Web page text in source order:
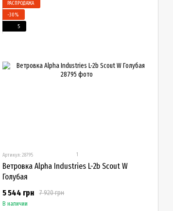
РАСПРОДАЖА
−30%
5
Артикул: 28795 1
Ветровка Alpha Industries L-2b Scout W
Голубая
7 920 грн
5 544 грн
В наличии